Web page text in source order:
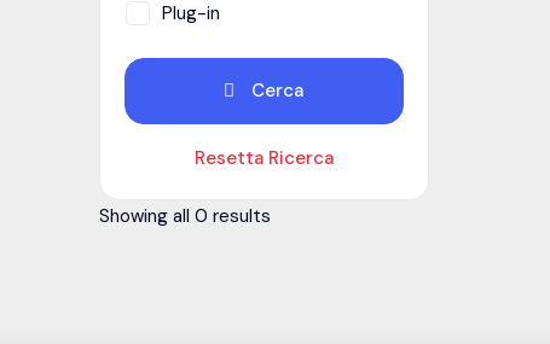
Plug-in
Cerca
Resetta Ricerca
Showing all 0 results